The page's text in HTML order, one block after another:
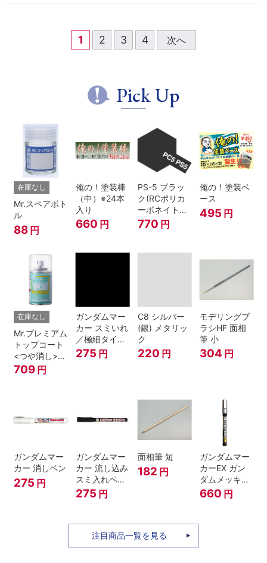
1 2 3 4 次へ
Pick Up
在庫なし
Mr.スペアボト
ル
88 円
俺の！塗装棒
（中）※24本
入り
660 円
PS-5 ブラッ
ク(RCポリカ
ーボネイトボ
ディ塗装用)
770 円
俺の！塗装ベ
ース
495 円
在庫なし
Mr.プレミアム
トップコート
<つや消し>
スプレー
709 円
ガンダムマー
カー スミいれ
／極細タイプ
（ブラック）
275 円
C8 シルバー
(銀) メタリッ
ク
220 円
モデリングブ
ラシHF 面相
筆 小
304 円
ガンダムマー
カー 消しペン
275 円
ガンダムマー
カー 流し込み
スミ入れペン
ブラック
275 円
面相筆 短
182 円
ガンダムマー
カーEX ガン
ダムメッキシ
ルバー
660 円
注目商品一覧を見る